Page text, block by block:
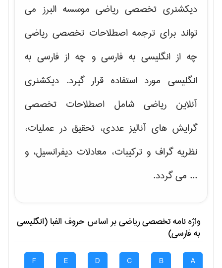
دیکشنری تخصصی ریاضی موسسه البرز می
تواند برای ترجمه اصطلاحات تخصصی ریاضی
چه از انگلیسی به فارسی و چه از فارسی به
انگلیسی مورد استفاده قرار گیرد. دیکشنری
آنلاین ریاضی شامل اصطلاحات تخصصی
گرایش های آنالیز عددی، تحقیق در عملیات،
نظریه گراف و تركیبات، معادلات دیفرانسیل، و
... می گردد.
واژه نامه تخصصیرياضیبر اساس حروف الفبا (انگلیسی
به فارسی)
A
B
C
D
E
F